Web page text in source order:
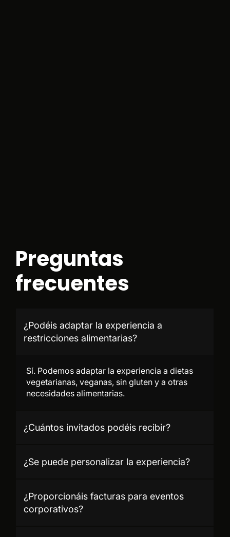
Preguntas
frecuentes
¿Podéis adaptar la experiencia a
restricciones alimentarias?
Sí. Podemos adaptar la experiencia a dietas
vegetarianas, veganas, sin gluten y a otras
necesidades alimentarias.
¿Cuántos invitados podéis recibir?
¿Se puede personalizar la experiencia?
¿Proporcionáis facturas para eventos
corporativos?